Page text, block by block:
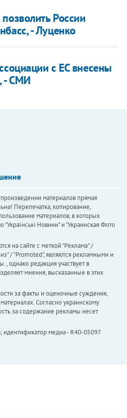
России
- Луценко
с ЕС внесены
- СМИ
материалов прямая
Перепечатка, копирование,
материалов, в которых
"Українськi Новини" и "Украинская Фото
на сайте с меткой "Реклама" /
/ "Promoted", являются рекламными и
, однако редакция участвует в
мнения, высказанные в этих
за факты и оценочные суждения,
Согласно украинскому
за содержание рекламы несет
идентификатор медиа - R40-05097